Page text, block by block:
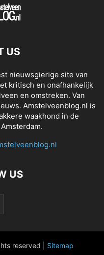
US
nieuwsgierige site van
kritisch en onafhankelijk
en omstreken. Van
Amstelveenblog.nl is
waakhond in de
US
reserved | Sitemap